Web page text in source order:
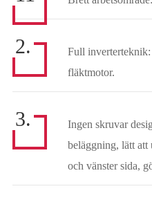
2.
Full
fläktmotor.
3.
Ingen skruvar
beläggning, lätt
och vänster sida,